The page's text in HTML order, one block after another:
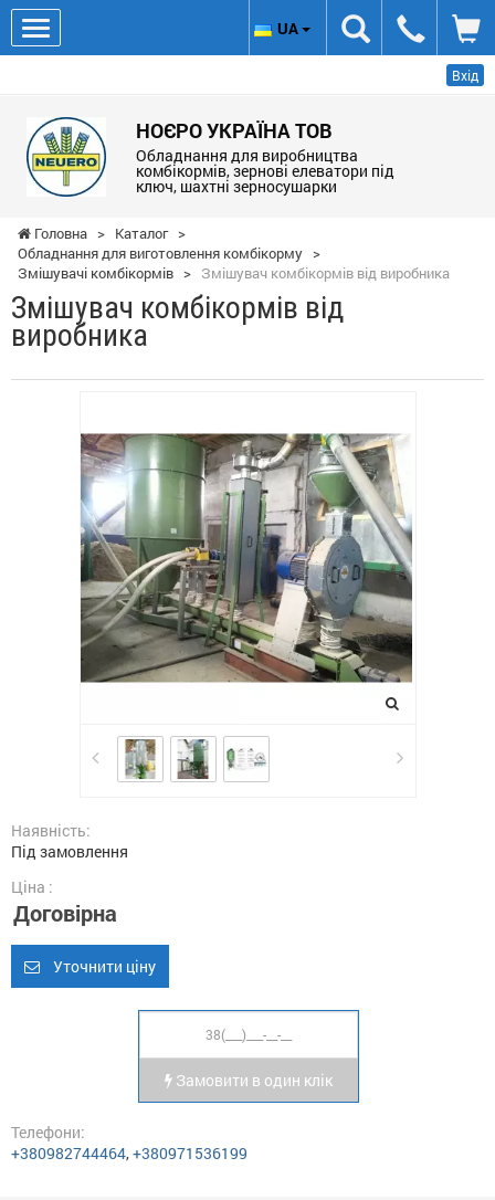
Вхід
НОЄРО УКРАЇНА ТОВ
Обладнання для виробництва
комбікормів, зернові елеватори під
ключ, шахтні зерносушарки
UA
Головна > Каталог >
Обладнання для виготовлення комбікорму >
Змішувачі комбікормів > Змішувач комбікормів від виробника
Змішувач комбікормів від
виробника
Наявність:
Під замовлення
Ціна :
Договірна
Уточнити ціну
Замовити в один клік
Телефони:
+380982744464,+380971536199